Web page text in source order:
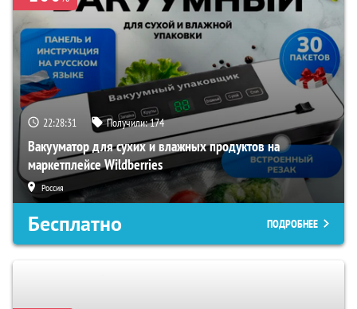
22:28:29 Получили:174
Вакууматор для сухих и влажных продуктов на
маркетплейсе Wildberries
Россия
Бесплатно ПОДРОБНЕЕ